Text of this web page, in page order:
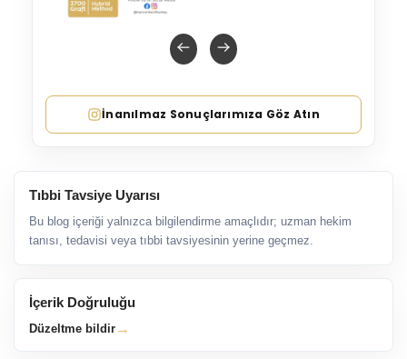
İnanılmaz Sonuçlarımıza Göz Atın
Tıbbi Tavsiye Uyarısı
Bu blog içeriği yalnızca bilgilendirme amaçlıdır; uzman hekim
tanısı, tedavisi veya tıbbi tavsiyesinin yerine geçmez.
İçerik Doğruluğu
Düzeltme bildir →